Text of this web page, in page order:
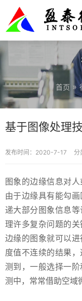
首页 »
基于图像处理
发布时间：2020-7-17 分
图象的边缘信息对
由于边缘具有能勾
递大部分图象信息
理许多复杂问题的
边缘的图象就可以
度值不连续的结果
测到，一般选择一
测中，常常借助空域